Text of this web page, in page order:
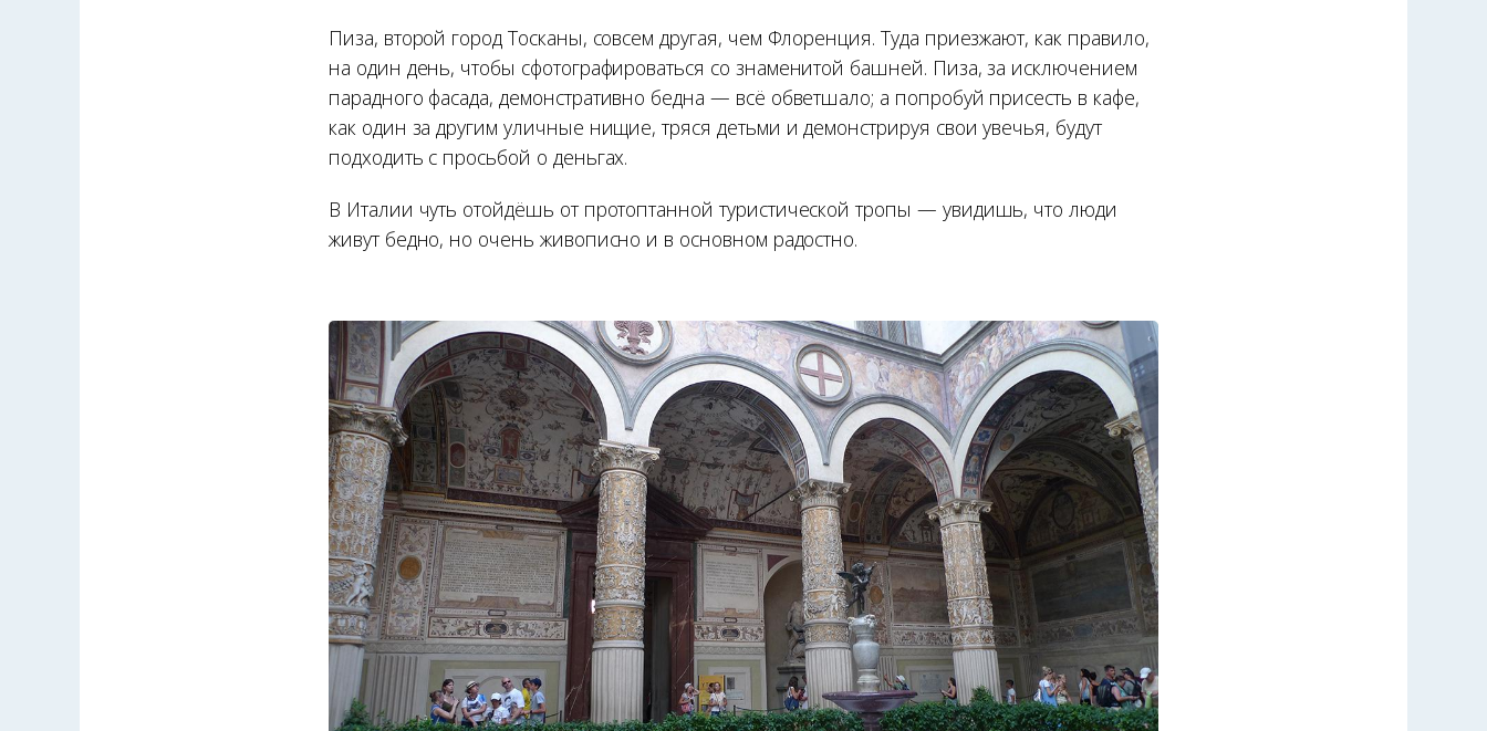
Пиза, второй город Тосканы, совсем другая, чем Флоренция. Туда приезжают, как правило,
на один день, чтобы сфотографироваться со знаменитой башней. Пиза, за исключением
парадного фасада, демонстративно бедна — всё обветшало; а попробуй присесть в кафе,
как один за другим уличные нищие, тряся детьми и демонстрируя свои увечья, будут
подходить с просьбой о деньгах.
В Италии чуть отойдёшь от протоптанной туристической тропы — увидишь, что люди
живут бедно, но очень живописно и в основном радостно.